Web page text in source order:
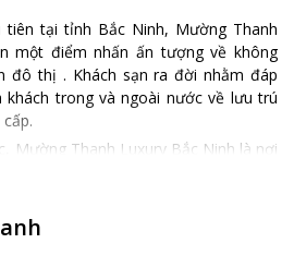
tiên tại tỉnh Bắc Ninh, Mường Thanh
một điểm nhấn ấn tượng về không
đô thị . Khách sạn ra đời nhằm đáp
trong và ngoài nước về lưu trú
Mường Thanh Luxury Bắc Ninh là nơi
khách khi đến thành phố Bắc Ninh.
Khách sạn nằm tại vị trí giao thông
thoải mái tham quan, khám phá các